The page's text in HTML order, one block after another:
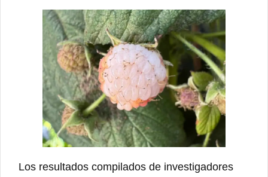
Los resultados compilados de investigadores